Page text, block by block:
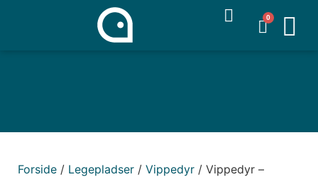
0
Forside / Legepladser / Vippedyr / Vippedyr –